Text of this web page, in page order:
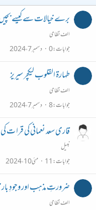
برے خیالات سے کیسے
الف نظامی
جوابات 0 دسمبر 7، 2024
طہارۃ القلوب لیکچر سیریز
الف نظامی
جوابات 8 دسمبر 7، 2024
قاری سعد نعمانی کی قرا ت
نبیل
جوابات 11 مئی 10، 2024
ضرورتِ مذہب اور وجودِ باری
الف نظامی